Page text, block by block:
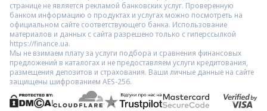
странице не является рекламой банковских услуг. Проверенную
банком информацию о продуктах и услугах можно посмотреть на
официальном сайте соответствующего банка. Использование
материалов и данных с сайта разрешено только с гиперссылкой
https://finance.ua.
Мы не взимаем плату за услуги подбора и сравнения финансовых
предложений в каталогах и не предоставляем услуги кредитования,
размещения депозитов и страхования. Ваши личные данные на сайте
защищены шифрованием AES-256.